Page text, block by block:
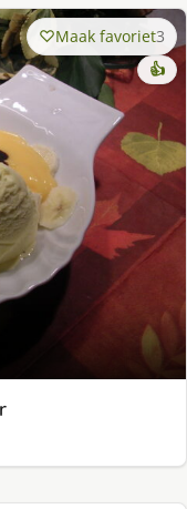
Maak favoriet3
👍